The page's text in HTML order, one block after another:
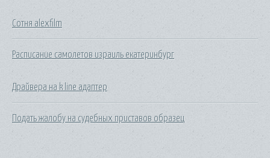
Сотня alexfilm
Расписание самолетов израиль екатеринбург
Драйвера на k line адаптер
Подать жалобу на судебных приставов образец